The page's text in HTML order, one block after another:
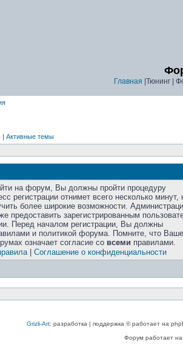
Главная |Тюнинг |
| Активные темы
на форум, Вы должны пройти процедуру
регистрации отнимет всего несколько минут,
более широкие возможности.
предоставить зарегистрированным
Перед началом регистрации, Вы должны
и политикой форума. Помните, что Ваше
означает согласие со всеми правилами.
| Соглашение о конфиденциальности
Grizli-Art: разработка | поддержка © работает на
Форум работает